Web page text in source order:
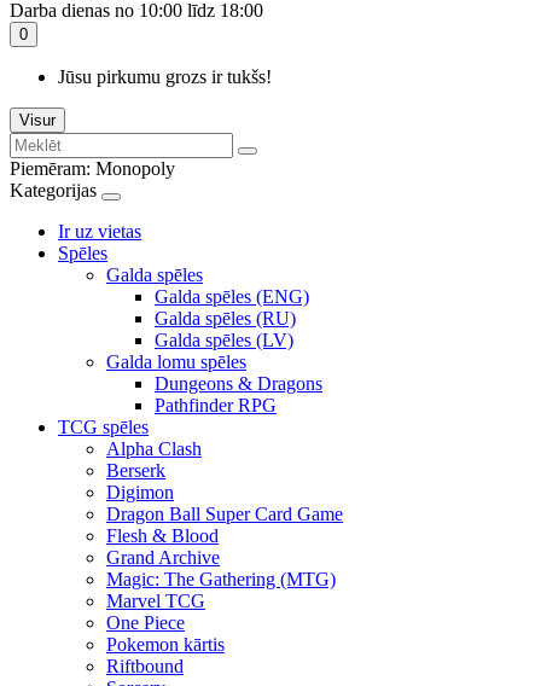
Darba dienas no 10:00 līdz 18:00
0
Jūsu pirkumu grozs ir tukšs!
Visur
Piemēram: Monopoly
Kategorijas
Ir uz vietas
Spēles
Galda spēles
Galda spēles (ENG)
Galda spēles (RU)
Galda spēles (LV)
Galda lomu spēles
Dungeons & Dragons
Pathfinder RPG
TCG spēles
Alpha Clash
Berserk
Digimon
Dragon Ball Super Card Game
Flesh & Blood
Grand Archive
Magic: The Gathering (MTG)
Marvel TCG
One Piece
Pokemon kārtis
Riftbound